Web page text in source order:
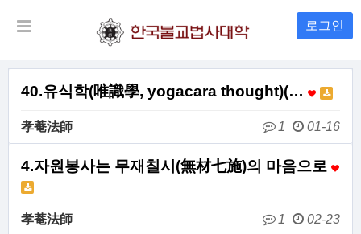
로그인
40.유식학(唯識學, yogacara thought)(…
孝菴法師 1 01-16
4.자원봉사는 무재칠시(無材七施)의 마음으로
孝菴法師 1 02-23